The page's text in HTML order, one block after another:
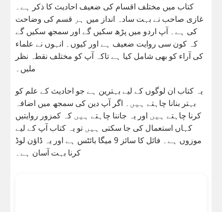
کتاب میں مختلف اقسام کی ضعیف احادیث کا ذکر ہے۔
غازی صاحب نے بہت سادہ انداز میں ہر قسم کی وضاحت
کی ہے۔ آپ اردو میں پڑھ سکیں گے اور سمجھ سکیں گے
کہ کون سی روایت ضعیف ہے اور کیوں۔ انہوں نے علماء
کی آراء کو بھی شامل کیا ہے تاکہ آپ کو مختلف نقطہ نظر
ملیں۔
یہ کتاب ان لوگوں کے لیے بہترین ہے جو احادیث کے علم کو
بہتر بنانا چاہتے ہیں۔ اگر آپ دین کی سمجھ میں اضافہ
کرنا چاہتے ہیں اور یہ جاننا چاہتے ہیں کہ کمزور روایتیں
کہاں استعمال کی جا سکتی ہیں تو یہ کتاب آپ کے لیے
موزوں ہے۔ فائل کا سائز 9 میگا بائٹس ہے اور یہ ڈاؤن لوڈ
کرنا بہت آسان ہے۔